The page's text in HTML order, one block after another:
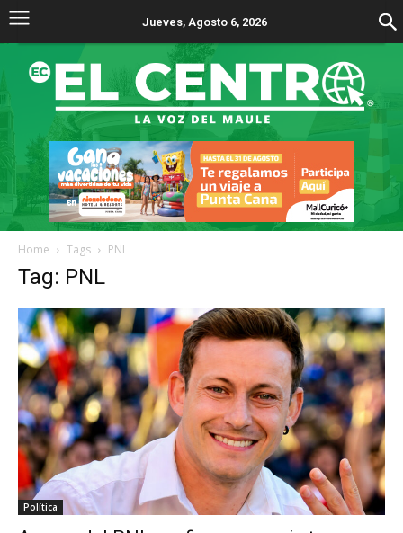
Jueves, Agosto 6, 2026
Home Tags PNL
Tag: PNL
Política